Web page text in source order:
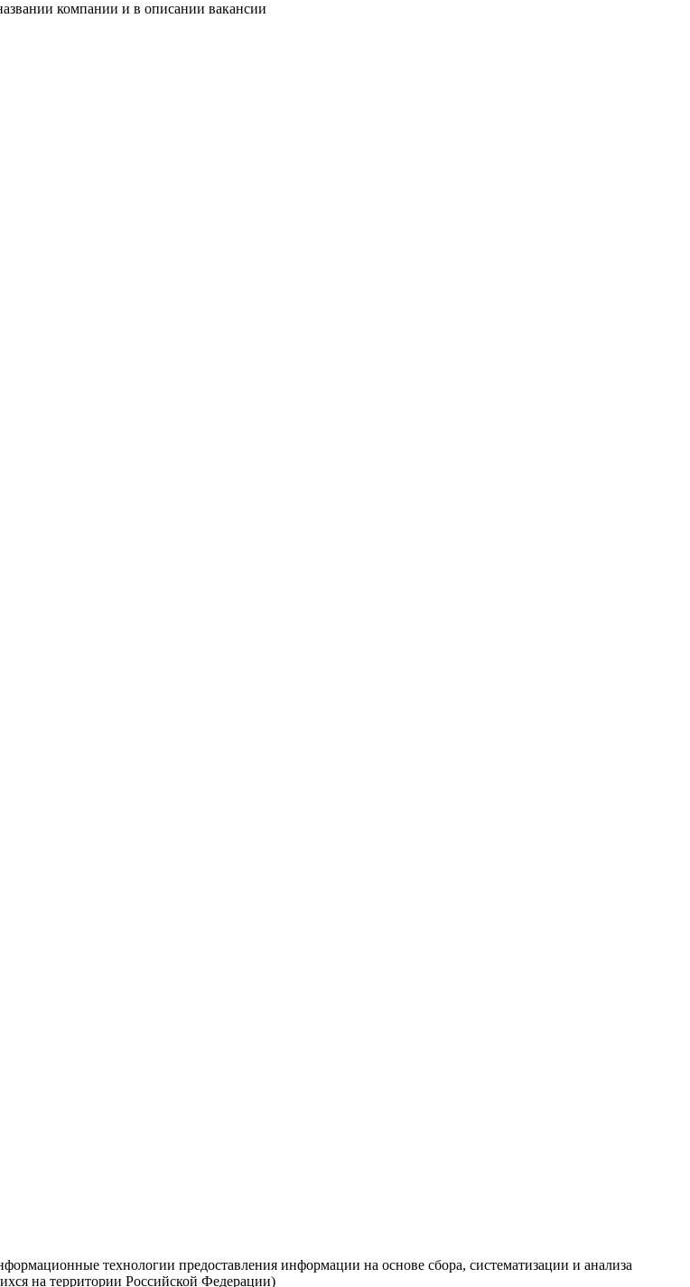
компании и в описании вакансии
технологии предоставления информации на основе сбора, систематизации и анализа
на территории Российской Федерации)